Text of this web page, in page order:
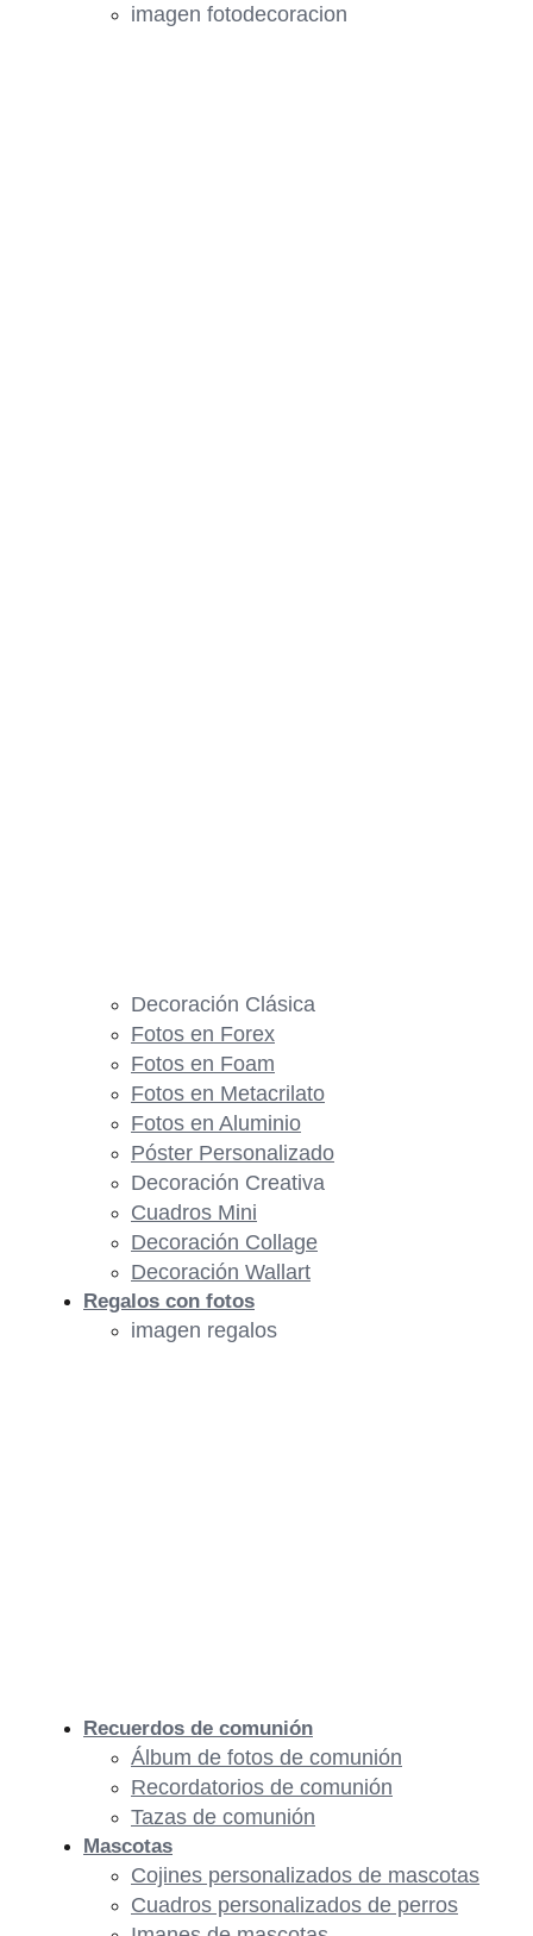
imagen fotodecoracion
Decoración Clásica
Fotos en Forex
Fotos en Foam
Fotos en Metacrilato
Fotos en Aluminio
Póster Personalizado
Decoración Creativa
Cuadros Mini
Decoración Collage
Decoración Wallart
Regalos con fotos
imagen regalos
Recuerdos de comunión
Álbum de fotos de comunión
Recordatorios de comunión
Tazas de comunión
Mascotas
Cojines personalizados de mascotas
Cuadros personalizados de perros